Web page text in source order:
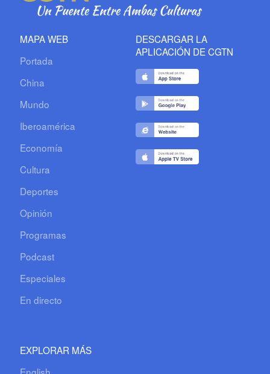
MAPA WEB
Portada
China
Mundo
Iberoamérica
Economía
Cultura
Deportes
Opinión
Programas
Podcast
Especiales
En directo
EXPLORAR MÁS
DESCARGAR LA
APLICACIÓN DE CGTN